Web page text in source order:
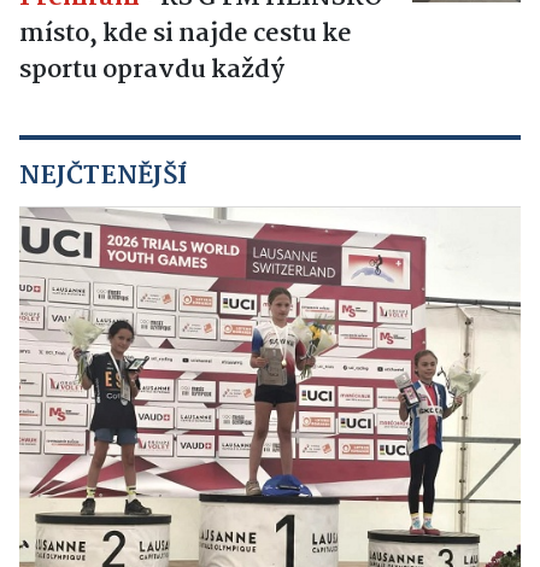
místo, kde si najde cestu ke
sportu opravdu každý
NEJČTENĚJŠÍ